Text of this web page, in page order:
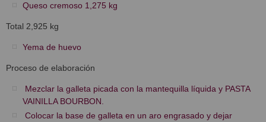
Queso cremoso 1,275 kg
Total 2,925 kg
Yema de huevo
Proceso de elaboración
Mezclar la galleta picada con la mantequilla líquida y PASTA
VAINILLA BOURBON.
Colocar la base de galleta en un aro engrasado y dejar